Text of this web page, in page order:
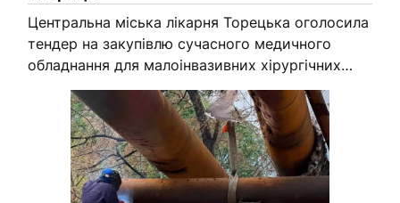
Центральна міська лікарня Торецька оголосила
тендер на закупівлю сучасного медичного
обладнання для малоінвазивних хірургічних
втручань. За кошти місцевого бюджету
планують придбати лазерну систему для
дроблення каменів у сечовидільній системі та...